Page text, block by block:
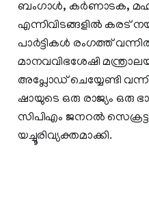
ബംഗാൾ, കർണാടക,
എന്നിവിടങ്ങളി‍ൽ കരട്
പാർട്ടികൾ രംഗത്ത്
മാനവവിഭശേഷി
അപ്ലോഡ് ചെയ്യേണ്ടി
ഷായുടെ ഒരു രാജ്യം ഒരു
സിപിഎം ജനറൽ
യച്ചൂരിവ്യക്തമാക്കി.